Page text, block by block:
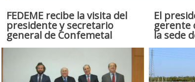
FEDEME recibe la visita del
presidente y secretario
general de Confemetal
El
gerente
la sede